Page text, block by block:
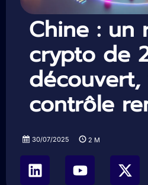
Chine : un
crypto de
contrôle
30/07/2025 2 M